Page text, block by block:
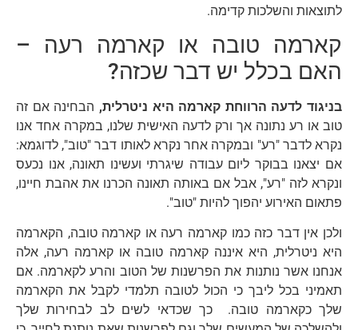
לתוצאות והשלכות קדימה.
קארמה טובה או קארמה רעה –
האם בכלל יש דבר שכזה?
בניגוד לדעה הרווחת קארמה היא ניטרלית, הבחינה אם זה
טוב או רע נתונה אך ורק לדעה האישית שלנו, במקרה אחד אנו
נקרא לדבר "רע" ובמקרה אחר נקרא לאותו דבר "טוב", לדוגמא:
אם יצאנו בבוקר ליום עבודה שיגרתי ועשינו תאונה, אנו נכעס
ונקרא לזה "רע", אבל אם באותה תאונה הכרנו את אהבת חיינו,
פתאום האירוע יהפוך להיות "טוב".
ולכן אין דבר כזה כמו קארמה רעה או קארמה טובה, הקארמה
היא ניטרלית, היא איננה קארמה טובה או קארמה רעה, אלה
אנחנו אשר נותנות את הפרשנות של הטוב והרע לקארמה. אם
תאמיני בכל ליבך כי הכול לטובה תלמדי לקבל את הקארמה
שלך כקארמה טובה. כך שכדאי לשים לב לבחירות שלך